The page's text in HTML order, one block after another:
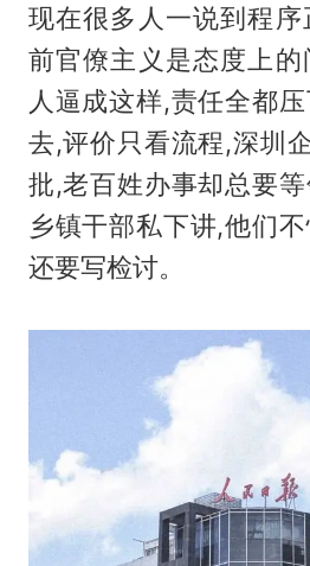
现在很多人一说到程
前官僚主义是态度上
人逼成这样,责任全都
去,评价只看流程,深圳
批,老百姓办事却总要
乡镇干部私下讲,他们
还要写检讨。